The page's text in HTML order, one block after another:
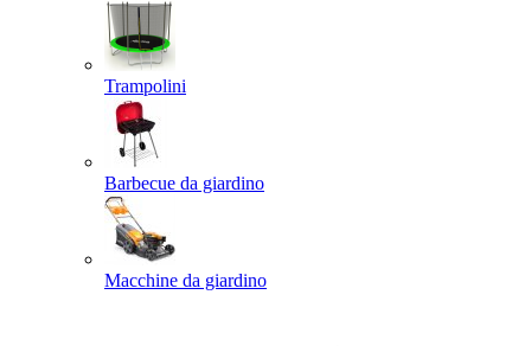
Trampolini
Barbecue da giardino
Macchine da giardino